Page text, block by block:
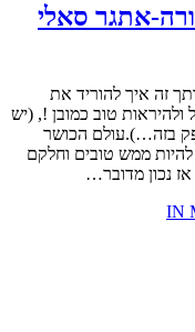
אתגר סאלי
זה איך להוריד את
טוב כמובן !, (יש
בזה…).עולם הכושר
ממש טובים וחלקם
נכון מדובר…